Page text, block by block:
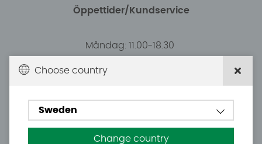
Öppettider/Kundservice
Måndag: 11.00-18.30
Torsdag: 11.00-18.30
Fredag: 11.00-16:00 (19:e juni stängt)
Lördag: 10.00-15.00 (20 juni stängt)
Choose country
Sweden
Change country